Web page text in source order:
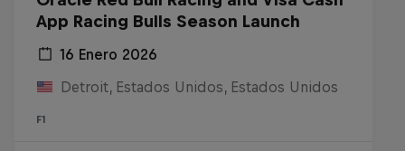
App Racing Bulls Season Launch
16 Enero 2026
Detroit, Estados Unidos, Estados Unidos
F1